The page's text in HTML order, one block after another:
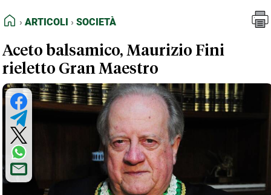
FEED RSS
NORMATIVE DEONTOLOGICHE
TERMINI e CONDIZIONI
HOME
ARTICOLI SOCIETÀ
Aceto balsamico, Maurizio Fini
rieletto Gran Maestro